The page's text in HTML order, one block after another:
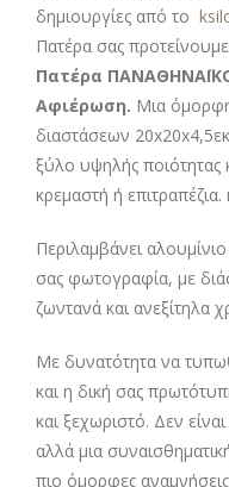
δημιουργίες από το
Πατέρα σας
Πατέρα
Αφιέρωση. Μια
διαστάσεων
ξύλο υψηλής ποιότητας
κρεμαστή ή
Περιλαμβάνει
σας φωτογραφία, με
ζωντανά και ανεξίτηλα
Με δυνατότητα να
και η δική σας
και ξεχωριστό. Δεν
αλλά μια
πιο όμορφες αναμνήσεις